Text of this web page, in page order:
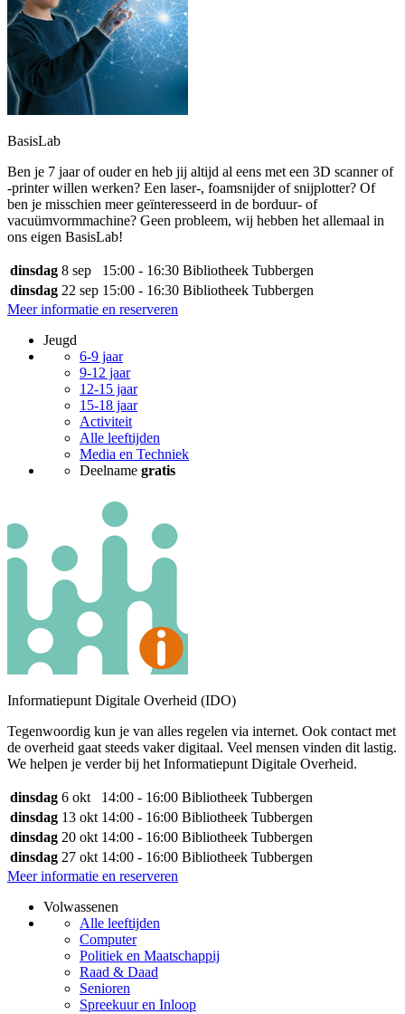
BasisLab
Ben je 7 jaar of ouder en heb jij altijd al eens met een 3D scanner of
-printer willen werken? Een laser-, foamsnijder of snijplotter? Of
ben je misschien meer geïnteresseerd in de borduur- of
vacuümvormmachine? Geen probleem, wij hebben het allemaal in
ons eigen BasisLab!
dinsdag 8 sep 15:00 - 16:30 Bibliotheek Tubbergen
dinsdag 22 sep 15:00 - 16:30 Bibliotheek Tubbergen
Meer informatie en reserveren
Jeugd
6-9 jaar
9-12 jaar
12-15 jaar
15-18 jaar
Activiteit
Alle leeftijden
Media en Techniek
Deelname gratis
Informatiepunt Digitale Overheid (IDO)
Tegenwoordig kun je van alles regelen via internet. Ook contact met
de overheid gaat steeds vaker digitaal. Veel mensen vinden dit lastig.
We helpen je verder bij het Informatiepunt Digitale Overheid.
dinsdag 6 okt 14:00 - 16:00 Bibliotheek Tubbergen
dinsdag 13 okt 14:00 - 16:00 Bibliotheek Tubbergen
dinsdag 20 okt 14:00 - 16:00 Bibliotheek Tubbergen
dinsdag 27 okt 14:00 - 16:00 Bibliotheek Tubbergen
Meer informatie en reserveren
Volwassenen
Alle leeftijden
Computer
Politiek en Maatschappij
Raad & Daad
Senioren
Spreekuur en Inloop